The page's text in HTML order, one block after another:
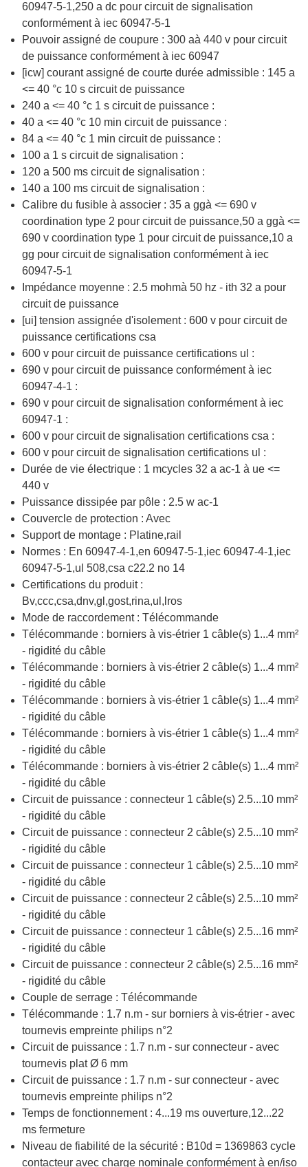
60947-5-1,250 a dc pour circuit de signalisation
conformément à iec 60947-5-1
Pouvoir assigné de coupure : 300 aà 440 v pour circuit
de puissance conformément à iec 60947
[icw] courant assigné de courte durée admissible : 145 a
<= 40 °c 10 s circuit de puissance
240 a <= 40 °c 1 s circuit de puissance :
40 a <= 40 °c 10 min circuit de puissance :
84 a <= 40 °c 1 min circuit de puissance :
100 a 1 s circuit de signalisation :
120 a 500 ms circuit de signalisation :
140 a 100 ms circuit de signalisation :
Calibre du fusible à associer : 35 a ggà <= 690 v
coordination type 2 pour circuit de puissance,50 a ggà <=
690 v coordination type 1 pour circuit de puissance,10 a
gg pour circuit de signalisation conformément à iec
60947-5-1
Impédance moyenne : 2.5 mohmà 50 hz - ith 32 a pour
circuit de puissance
[ui] tension assignée d'isolement : 600 v pour circuit de
puissance certifications csa
600 v pour circuit de puissance certifications ul :
690 v pour circuit de puissance conformément à iec
60947-4-1 :
690 v pour circuit de signalisation conformément à iec
60947-1 :
600 v pour circuit de signalisation certifications csa :
600 v pour circuit de signalisation certifications ul :
Durée de vie électrique : 1 mcycles 32 a ac-1 à ue <=
440 v
Puissance dissipée par pôle : 2.5 w ac-1
Couvercle de protection : Avec
Support de montage : Platine,rail
Normes : En 60947-4-1,en 60947-5-1,iec 60947-4-1,iec
60947-5-1,ul 508,csa c22.2 no 14
Certifications du produit :
Bv,ccc,csa,dnv,gl,gost,rina,ul,lros
Mode de raccordement : Télécommande
Télécommande : borniers à vis-étrier 1 câble(s) 1...4 mm²
- rigidité du câble
Télécommande : borniers à vis-étrier 2 câble(s) 1...4 mm²
- rigidité du câble
Télécommande : borniers à vis-étrier 1 câble(s) 1...4 mm²
- rigidité du câble
Télécommande : borniers à vis-étrier 1 câble(s) 1...4 mm²
- rigidité du câble
Télécommande : borniers à vis-étrier 2 câble(s) 1...4 mm²
- rigidité du câble
Circuit de puissance : connecteur 1 câble(s) 2.5...10 mm²
- rigidité du câble
Circuit de puissance : connecteur 2 câble(s) 2.5...10 mm²
- rigidité du câble
Circuit de puissance : connecteur 1 câble(s) 2.5...10 mm²
- rigidité du câble
Circuit de puissance : connecteur 2 câble(s) 2.5...10 mm²
- rigidité du câble
Circuit de puissance : connecteur 1 câble(s) 2.5...16 mm²
- rigidité du câble
Circuit de puissance : connecteur 2 câble(s) 2.5...16 mm²
- rigidité du câble
Couple de serrage : Télécommande
Télécommande : 1.7 n.m - sur borniers à vis-étrier - avec
tournevis empreinte philips n°2
Circuit de puissance : 1.7 n.m - sur connecteur - avec
tournevis plat Ø 6 mm
Circuit de puissance : 1.7 n.m - sur connecteur - avec
tournevis empreinte philips n°2
Temps de fonctionnement : 4...19 ms ouverture,12...22
ms fermeture
Niveau de fiabilité de la sécurité : B10d = 1369863 cycle
contacteur avec charge nominale conformément à en/iso